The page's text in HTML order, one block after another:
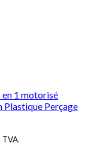
1 motorisé
Perçage
TVA.